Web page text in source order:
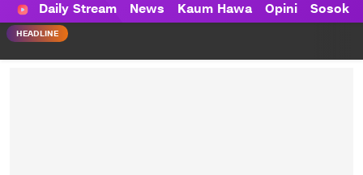
HAWA
Haluan Wanita Indonesia
Daily Stream News Kaum Hawa Opini Sosok
HEADLINE